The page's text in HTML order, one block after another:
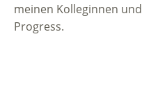
meinen Kolleginnen
Progress.